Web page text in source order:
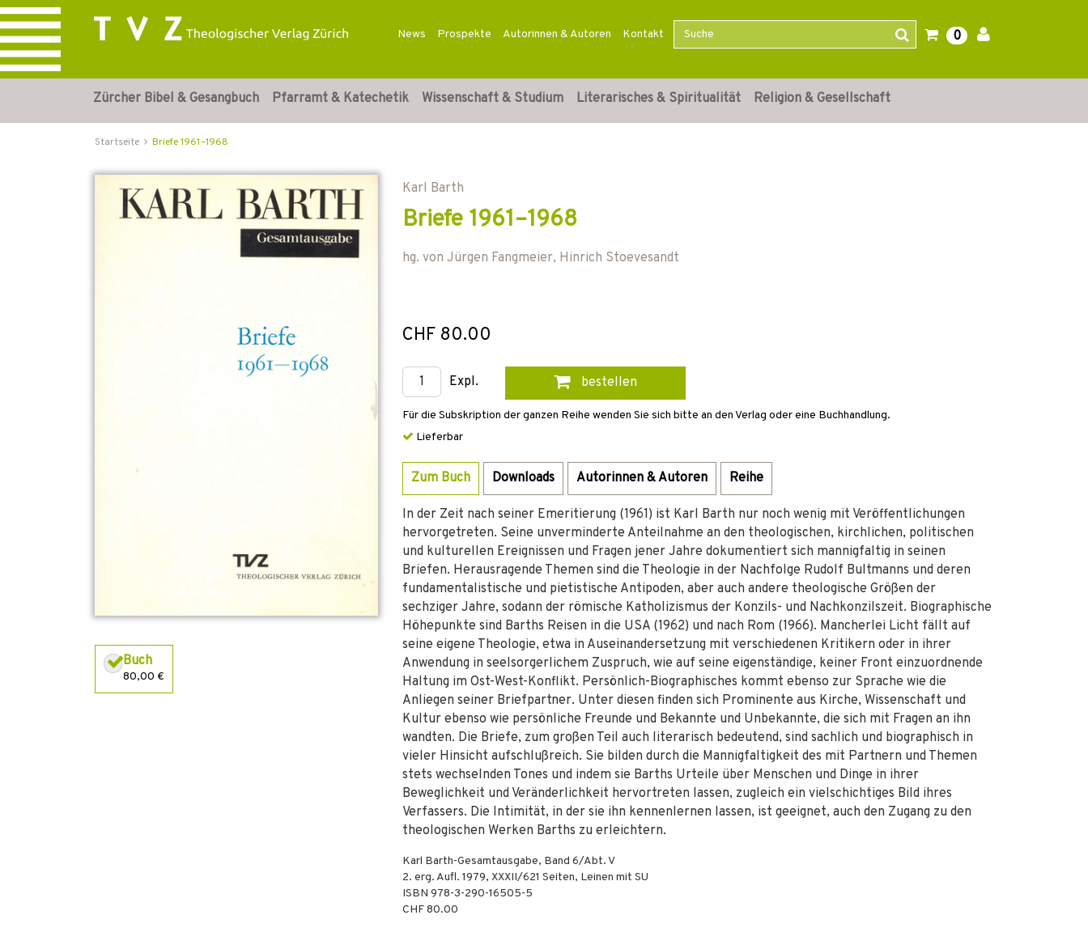
News Prospekte Autorinnen & Autoren Kontakt 0
Zürcher Bibel & Gesangbuch Pfarramt & Katechetik Wissenschaft & Studium Literarisches & Spiritualität Religion & Gesellschaft
Startseite Briefe 1961–1968
Buch
80,00 €
Karl Barth
Briefe 1961–1968
hg. von Jürgen Fangmeier, Hinrich Stoevesandt
CHF 80.00
Expl. bestellen
Für die Subskription der ganzen Reihe wenden Sie sich bitte an den Verlag oder eine Buchhandlung.
Lieferbar
Zum Buch Downloads Autorinnen & Autoren Reihe
In der Zeit nach seiner Emeritierung (1961) ist Karl Barth nur noch wenig mit Veröffentlichungen
hervorgetreten. Seine unverminderte Anteilnahme an den theologischen, kirchlichen, politischen
und kulturellen Ereignissen und Fragen jener Jahre dokumentiert sich mannigfaltig in seinen
Briefen. Herausragende Themen sind die Theologie in der Nachfolge Rudolf Bultmanns und deren
fundamentalistische und pietistische Antipoden, aber auch andere theologische Größen der
sechziger Jahre, sodann der römische Katholizismus der Konzils- und Nachkonzilszeit. Biographische
Höhepunkte sind Barths Reisen in die USA (1962) und nach Rom (1966). Mancherlei Licht fällt auf
seine eigene Theologie, etwa in Auseinandersetzung mit verschiedenen Kritikern oder in ihrer
Anwendung in seelsorgerlichem Zuspruch, wie auf seine eigenständige, keiner Front einzuordnende
Haltung im Ost-West-Konflikt. Persönlich-Biographisches kommt ebenso zur Sprache wie die
Anliegen seiner Briefpartner. Unter diesen finden sich Prominente aus Kirche, Wissenschaft und
Kultur ebenso wie persönliche Freunde und Bekannte und Unbekannte, die sich mit Fragen an ihn
wandten. Die Briefe, zum großen Teil auch literarisch bedeutend, sind sachlich und biographisch in
vieler Hinsicht aufschlußreich. Sie bilden durch die Mannigfaltigkeit des mit Partnern und Themen
stets wechselnden Tones und indem sie Barths Urteile über Menschen und Dinge in ihrer
Beweglichkeit und Veränderlichkeit hervortreten lassen, zugleich ein vielschichtiges Bild ihres
Verfassers. Die Intimität, in der sie ihn kennenlernen lassen, ist geeignet, auch den Zugang zu den
theologischen Werken Barths zu erleichtern.
Karl Barth-Gesamtausgabe, Band 6/Abt. V
2. erg. Aufl. 1979, XXXII/621 Seiten, Leinen mit SU
ISBN 978-3-290-16505-5
CHF 80.00